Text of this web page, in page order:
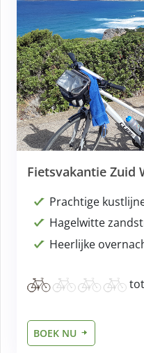
Fietsvakantie Zuid
Prachtige
Hagelwitte
Heerlijke
tot
BOEK NU